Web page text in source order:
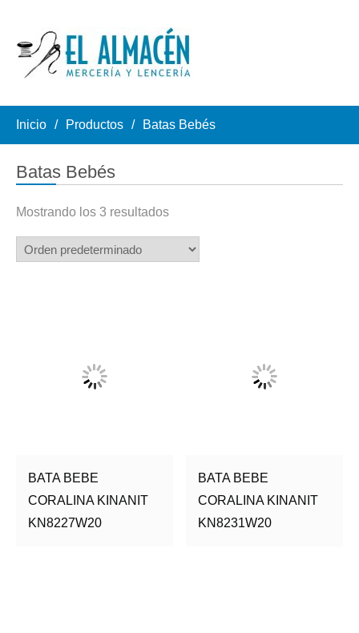
Inicio Productos Batas Bebés
Batas Bebés
Mostrando los 3 resultados
BATA BEBE
CORALINA KINANIT
KN8227W20
BATA BEBE
CORALINA KINANIT
KN8231W20